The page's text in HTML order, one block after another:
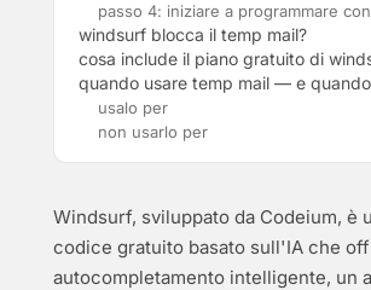
passo 4: iniziare a programmare
windsurf blocca il temp mail?
cosa include il piano gratuito di
quando usare temp mail — e
usalo per
non usarlo per
Windsurf, sviluppato da Codeium, è
codice gratuito basato sull'IA che
autocompletamento intelligente, un